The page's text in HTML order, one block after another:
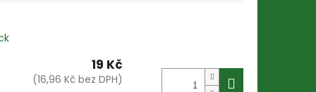
19 Kč
(16,96 Kč bez DPH)